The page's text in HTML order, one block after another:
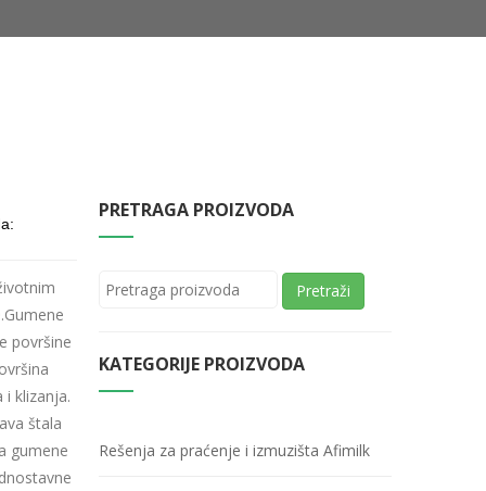
površine
klizanja.
štala
gumene
PRETRAGA PROIZVODA
Pretraži
KATEGORIJE PROIZVODA
Rešenja za praćenje i izmuzišta Afimilk